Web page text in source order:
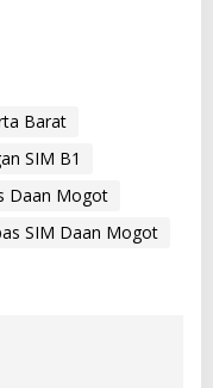
Barat
SIM B1
Daan Mogot
SIM Daan Mogot